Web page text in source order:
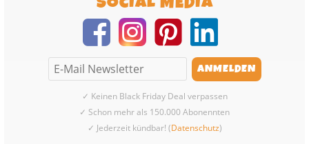
✓ Keinen Black Friday Deal verpassen
✓ Schon mehr als 150.000 Abonennten
✓ Jederzeit kündbar! (Datenschutz)